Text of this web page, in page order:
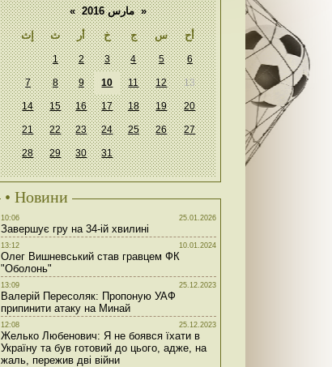
« مارس 2016 »
إث
ث أر خ ج س أح
1 2 3 4 5 6
7 8 9 10 11 12 13
14 15 16 17 18 19 20
21 22 23 24 25 26 27
28 29 30 31
• Новини
10:06 25.01.2026
Завершує гру на 34-ій хвилині
13:12 10.01.2024
Олег Вишневський став гравцем ФК
"Оболонь"
13:09 25.12.2023
Валерій Пересоляк: Пропоную УАФ
припинити атаку на Минай
12:08 25.12.2023
Желько Любенович: Я не боявся їхати в
Україну та був готовий до цього, адже, на
жаль, пережив дві війни